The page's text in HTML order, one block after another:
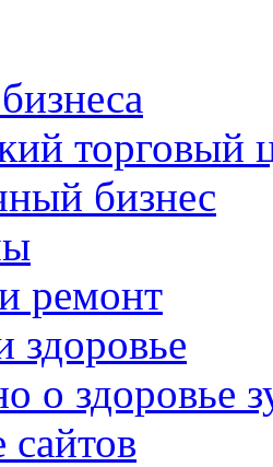
торговый
бизнес
ремонт
здоровье
о здоровье
сайтов